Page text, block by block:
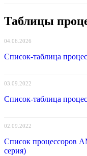
Таблицы
04.06.2026
Список-таблица
03.09.2022
Список-таблица
02.09.2022
Список процессоров
серия)